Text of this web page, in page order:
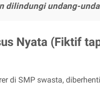
dilindungi undang-
Nyata (Fiktif
di SMP swasta,